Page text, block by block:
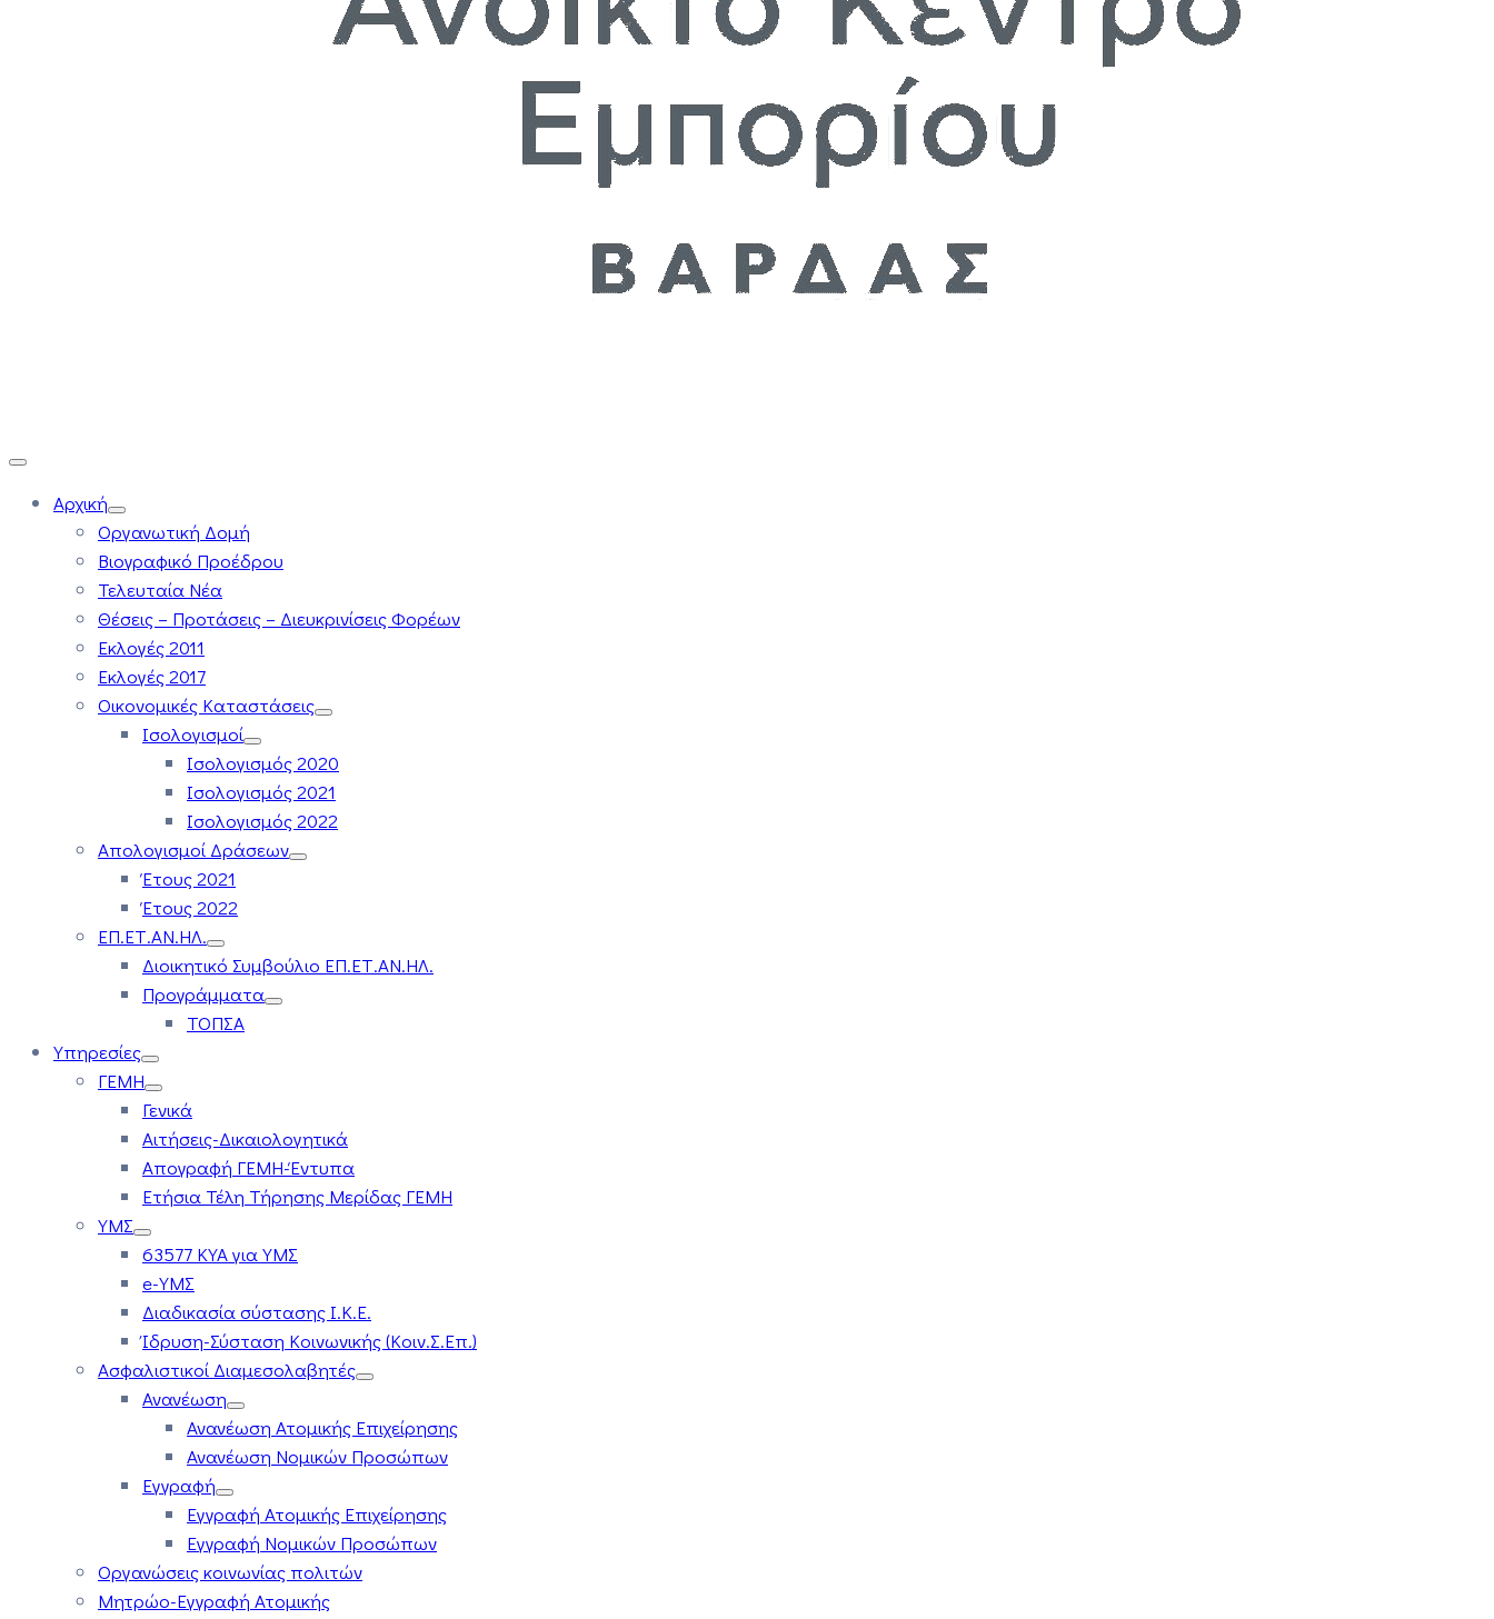
Αρχική
Οργανωτική Δομή
Βιογραφικό Προέδρου
Τελευταία Νέα
Θέσεις – Προτάσεις – Διευκρινίσεις Φορέων
Εκλογές 2011
Εκλογές 2017
Οικονομικές Καταστάσεις
Ισολογισμοί
Ισολογισμός 2020
Ισολογισμός 2021
Ισολογισμός 2022
Απολογισμοί Δράσεων
Έτους 2021
Έτους 2022
ΕΠ.ΕΤ.ΑΝ.ΗΛ.
Διοικητικό Συμβούλιο ΕΠ.ΕΤ.ΑΝ.ΗΛ.
Προγράμματα
ΤΟΠΣΑ
Υπηρεσίες
ΓΕΜΗ
Γενικά
Αιτήσεις-Δικαιολογητικά
Απογραφή ΓΕΜΗ-Έντυπα
Ετήσια Τέλη Τήρησης Μερίδας ΓΕΜΗ
ΥΜΣ
63577 ΚΥΑ για ΥΜΣ
e-ΥΜΣ
Διαδικασία σύστασης Ι.Κ.Ε.
Ίδρυση-Σύσταση Κοινωνικής (Κοιν.Σ.Επ.)
Ασφαλιστικοί Διαμεσολαβητές
Ανανέωση
Ανανέωση Ατομικής Επιχείρησης
Ανανέωση Νομικών Προσώπων
Εγγραφή
Εγγραφή Ατομικής Επιχείρησης
Εγγραφή Νομικών Προσώπων
Οργανώσεις κοινωνίας πολιτών
Μητρώο-Εγγραφή Ατομικής